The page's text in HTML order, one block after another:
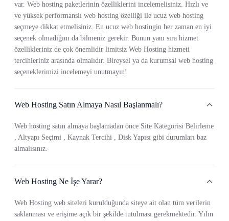
var. Web hosting paketlerinin özelliklerini incelemelisiniz. Hızlı ve
ve yüksek performanslı web hosting özelliği ile ucuz web hosting
seçmeye dikkat etmelisiniz. En ucuz web hostingin her zaman en iyi
seçenek olmadığını da bilmeniz gerekir. Bunun yanı sıra hizmet
özellikleriniz de çok önemlidir limitsiz Web Hosting hizmeti
tercihleriniz arasında olmalıdır. Bireysel ya da kurumsal web hosting
seçeneklerimizi incelemeyi unutmayın!
Web Hosting Satın Almaya Nasıl Başlanmalı?
Web hosting satın almaya başlamadan önce Site Kategorisi Belirleme
, Altyapı Seçimi , Kaynak Tercihi , Disk Yapısı gibi durumları baz
almalısınız.
Web Hosting Ne İşe Yarar?
Web Hosting web siteleri kurulduğunda siteye ait olan tüm verilerin
saklanması ve erişime açık bir şekilde tutulması gerekmektedir. Yılın